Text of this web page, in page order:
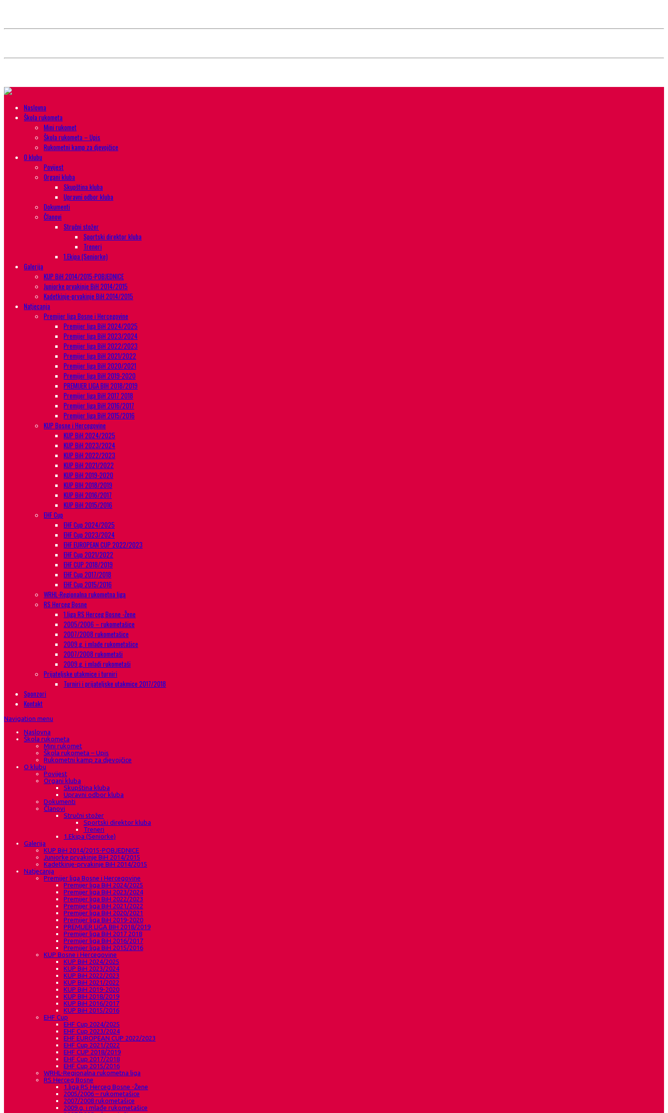
Naslovna
Škola rukometa
Mini rukomet
Škola rukometa – Upis
Rukometni kamp za djevojčice
O klubu
Povijest
Organi kluba
Skupština kluba
Upravni odbor kluba
Dokumenti
Članovi
Stručni stožer
Sportski direktor kluba
Treneri
1.Ekipa (Seniorke)
Galerija
KUP BiH 2014/2015-POBJEDNICE
Juniorke prvakinje BiH 2014/2015
Kadetkinje-prvakinje BiH 2014/2015
Natjecanja
Premijer liga Bosne i Hercegovine
Premijer liga BiH 2024/2025
Premijer liga BiH 2023/2024
Premijer liga BiH 2022/2023
Premijer liga BiH 2021/2022
Premijer liga BiH 2020/2021
Premijer liga BiH 2019-2020
PREMIJER LIGA BIH 2018/2019
Premijer liga BiH 2017 2018
Premijer liga BiH 2016/2017
Premijer liga BiH 2015/2016
KUP Bosne i Hercegovine
KUP BiH 2024/2025
KUP BiH 2023/2024
KUP BiH 2022/2023
KUP BiH 2021/2022
KUP BiH 2019-2020
KUP BIH 2018/2019
KUP BiH 2016/2017
KUP BiH 2015/2016
EHF Cup
EHF Cup 2024/2025
EHF Cup 2023/2024
EHF EUROPEAN CUP 2022/2023
EHF Cup 2021/2022
EHF CUP 2018/2019
EHF Cup 2017/2018
EHF Cup 2015/2016
WRHL-Regionalna rukometna liga
RS Herceg Bosne
1.liga RS Herceg Bosne -Žene
2005/2006 – rukometašice
2007/2008 rukometašice
2009.g. i mlađe rukometašice
2007/2008 rukometaši
2009.g. i mlađi rukometaši
Prijateljske utakmice i turniri
Turniri i prijateljske utakmice 2017/2018
Sponzori
Kontakt
Navigation menu
Naslovna
Škola rukometa
Mini rukomet
Škola rukometa – Upis
Rukometni kamp za djevojčice
O klubu
Povijest
Organi kluba
Skupština kluba
Upravni odbor kluba
Dokumenti
Članovi
Stručni stožer
Sportski direktor kluba
Treneri
1.Ekipa (Seniorke)
Galerija
KUP BiH 2014/2015-POBJEDNICE
Juniorke prvakinje BiH 2014/2015
Kadetkinje-prvakinje BiH 2014/2015
Natjecanja
Premijer liga Bosne i Hercegovine
Premijer liga BiH 2024/2025
Premijer liga BiH 2023/2024
Premijer liga BiH 2022/2023
Premijer liga BiH 2021/2022
Premijer liga BiH 2020/2021
Premijer liga BiH 2019-2020
PREMIJER LIGA BIH 2018/2019
Premijer liga BiH 2017 2018
Premijer liga BiH 2016/2017
Premijer liga BiH 2015/2016
KUP Bosne i Hercegovine
KUP BiH 2024/2025
KUP BiH 2023/2024
KUP BiH 2022/2023
KUP BiH 2021/2022
KUP BiH 2019-2020
KUP BIH 2018/2019
KUP BiH 2016/2017
KUP BiH 2015/2016
EHF Cup
EHF Cup 2024/2025
EHF Cup 2023/2024
EHF EUROPEAN CUP 2022/2023
EHF Cup 2021/2022
EHF CUP 2018/2019
EHF Cup 2017/2018
EHF Cup 2015/2016
WRHL-Regionalna rukometna liga
RS Herceg Bosne
1.liga RS Herceg Bosne -Žene
2005/2006 – rukometašice
2007/2008 rukometašice
2009.g. i mlađe rukometašice